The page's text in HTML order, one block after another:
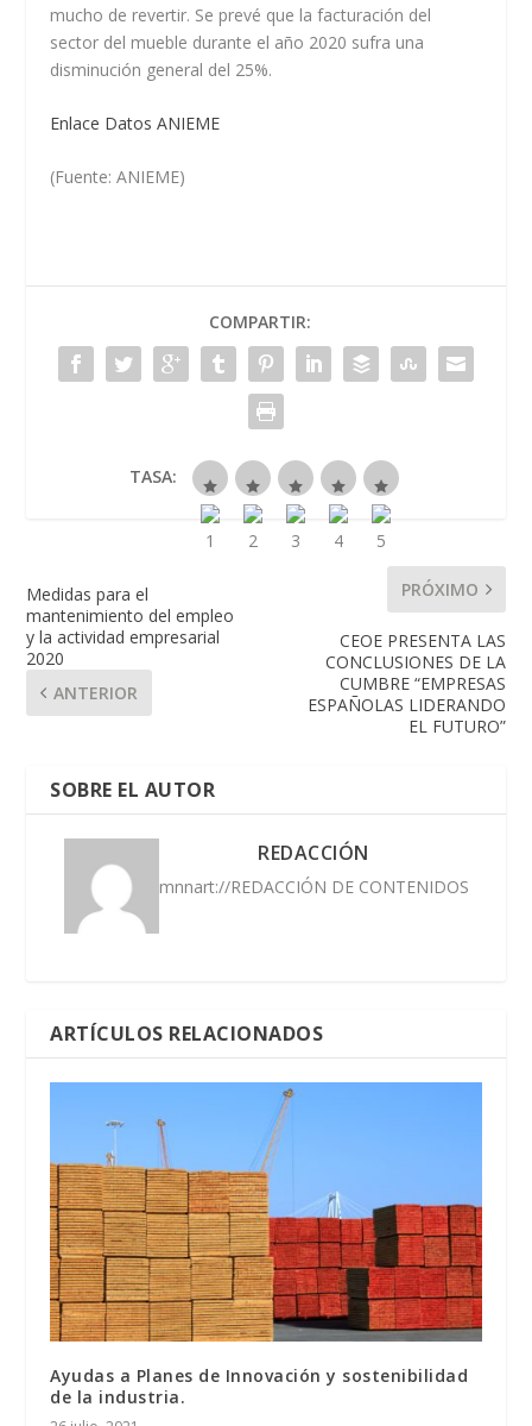
mucho de revertir. Se prevé que la facturación del
sector del mueble durante el año 2020 sufra una
disminución general del 25%.
Enlace Datos ANIEME
(Fuente: ANIEME)
COMPARTIR:
TASA:
Medidas para el
mantenimiento del empleo
y la actividad empresarial
2020
ANTERIOR
PRÓXIMO
CEOE PRESENTA LAS
CONCLUSIONES DE LA
CUMBRE “EMPRESAS
ESPAÑOLAS LIDERANDO
EL FUTURO”
SOBRE EL AUTOR
REDACCIÓN
mnnart://REDACCIÓN DE CONTENIDOS
ARTÍCULOS RELACIONADOS
Ayudas a Planes de Innovación y sostenibilidad
de la industria.